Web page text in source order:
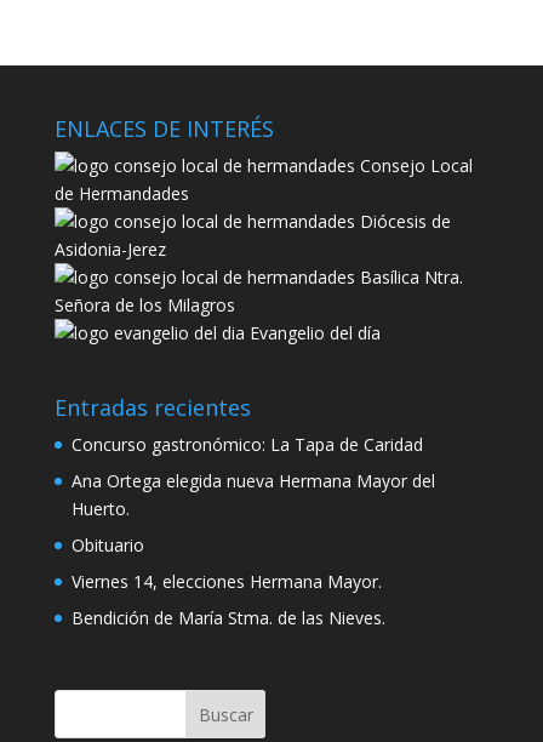
ENLACES DE INTERÉS
Consejo Local
de Hermandades
Diócesis de
Asidonia-Jerez
Basílica Ntra.
Señora de los Milagros
Evangelio del día
Entradas recientes
Concurso gastronómico: La Tapa de Caridad
Ana Ortega elegida nueva Hermana Mayor del
Huerto.
Obituario
Viernes 14, elecciones Hermana Mayor.
Bendición de María Stma. de las Nieves.